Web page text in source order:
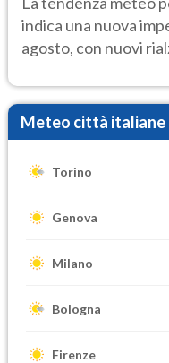
indica una nuova
agosto, con nuovi
Meteo città italiane
Torino
Genova
Milano
Bologna
Firenze